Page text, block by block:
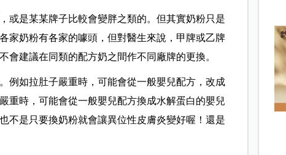
或是某某牌子比較會變胖之類的。但其實奶粉只是
家奶粉有各家的噱頭，但對醫生來說，甲牌或乙牌
會建議在同類的配方奶之間作不同廠牌的更換。
例如拉肚子嚴重時，可能會從一般嬰兒配方，改成
重時，可能會從一般嬰兒配方換成水解蛋白的嬰兒
不是只要換奶粉就會讓異位性皮膚炎變好喔！還是